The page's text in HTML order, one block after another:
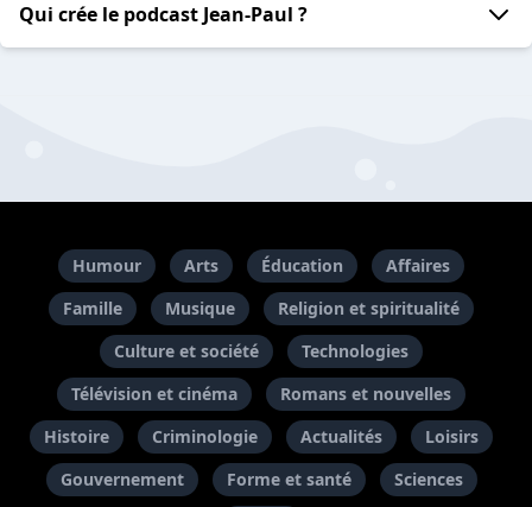
Qui crée le podcast Jean-Paul ?
Humour Arts Éducation
Affaires
Famille
Musique
Religion et spiritualité
Culture et société
Technologies
Télévision et cinéma
Romans et nouvelles
Histoire
Criminologie Actualités
Loisirs
Gouvernement
Forme et santé Sciences